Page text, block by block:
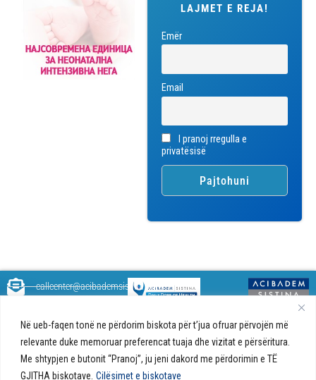
Në ueb-faqen tonë ne përdorim biskota për t’jua ofruar përvojën më
relevante duke memoruar preferencat tuaja dhe vizitat e përsëritura.
Me shtypjen e butonit “Pranoj”, ju jeni dakord me përdorimin e TË
GJITHA biskotave. Cilësimet e biskotave
LAJMET E REJA!
Emër
Email
I pranoj rregulla e
privatësisë
këshilla shëndetësore rreth
shëndetit tuaj. Ne kemi krijuar
një ueb portal që do t'ju ofrojë
përgjigjet e pyetjeve tuaja në
callcenter@acibademsistina.mk
Ul. Skupi 5A Shkup
Sistina - Bëhet
fjalë për jetën!